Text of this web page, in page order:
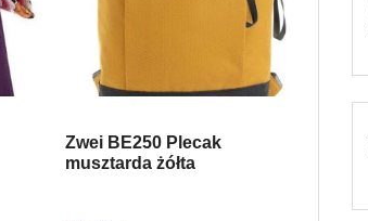
Zwei BE250 Plecak
musztarda żółta